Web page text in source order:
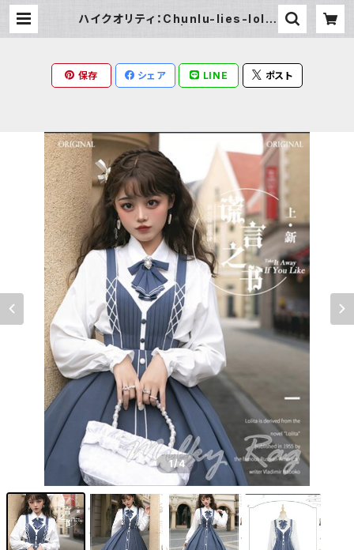
ハイクオリティ：Chunlu-lies-lolit
保存 シェア LINE ポスト
1/4